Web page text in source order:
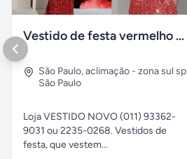
Vestido de festa vermelho com brilho e pedraria
São Paulo,aclimação - zona sul sp
São Paulo
Loja VESTIDO NOVO (011) 93362-
9031 ou 2235-0268. Vestidos de
festa, que vestem...